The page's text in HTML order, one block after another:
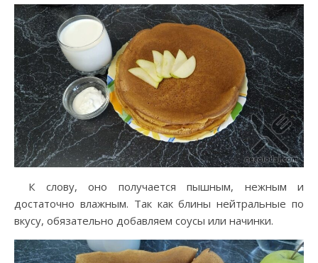
К слову, оно получается пышным, нежным и
достаточно влажным. Так как блины нейтральные по
вкусу, обязательно добавляем соусы или начинки.